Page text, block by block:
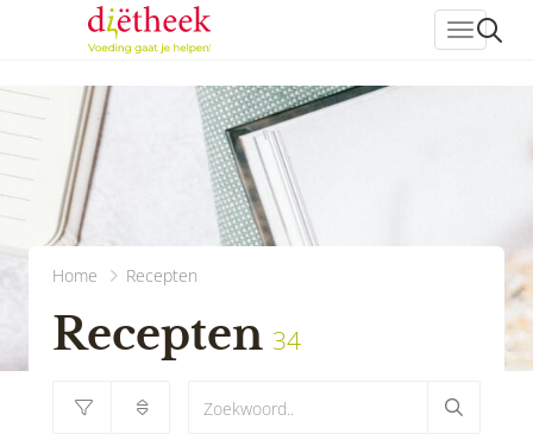
Home Recepten
Recepten 34